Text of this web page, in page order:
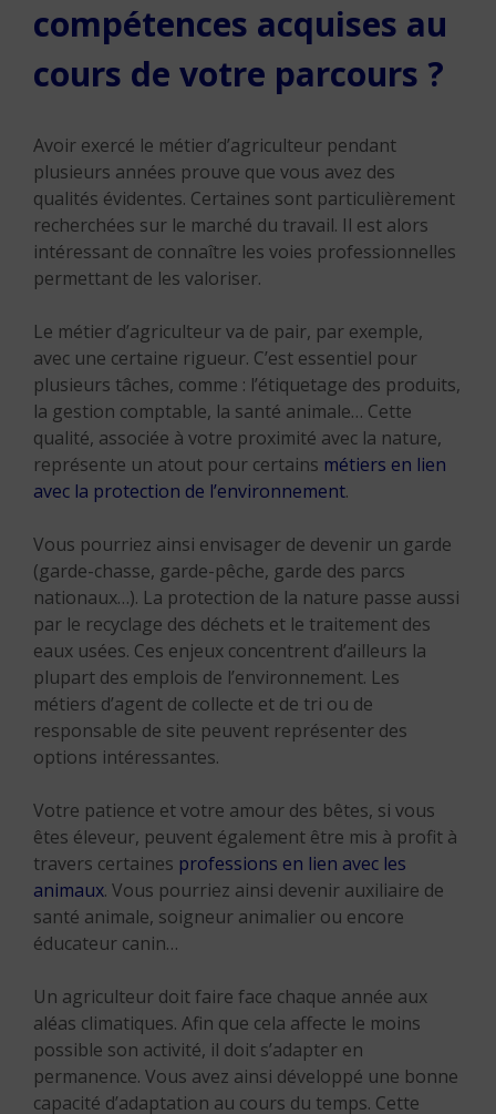
compétences acquises au
cours de votre parcours ?
Avoir exercé le métier d’agriculteur pendant
plusieurs années prouve que vous avez des
qualités évidentes. Certaines sont particulièrement
recherchées sur le marché du travail. Il est alors
intéressant de connaître les voies professionnelles
permettant de les valoriser.
Le métier d’agriculteur va de pair, par exemple,
avec une certaine rigueur. C’est essentiel pour
plusieurs tâches, comme : l’étiquetage des produits,
la gestion comptable, la santé animale… Cette
qualité, associée à votre proximité avec la nature,
représente un atout pour certains métiers en lien
avec la protection de l’environnement.
Vous pourriez ainsi envisager de devenir un garde
(garde-chasse, garde-pêche, garde des parcs
nationaux…). La protection de la nature passe aussi
par le recyclage des déchets et le traitement des
eaux usées. Ces enjeux concentrent d’ailleurs la
plupart des emplois de l’environnement. Les
métiers d’agent de collecte et de tri ou de
responsable de site peuvent représenter des
options intéressantes.
Votre patience et votre amour des bêtes, si vous
êtes éleveur, peuvent également être mis à profit à
travers certaines professions en lien avec les
animaux. Vous pourriez ainsi devenir auxiliaire de
santé animale, soigneur animalier ou encore
éducateur canin…
Un agriculteur doit faire face chaque année aux
aléas climatiques. Afin que cela affecte le moins
possible son activité, il doit s’adapter en
permanence. Vous avez ainsi développé une bonne
capacité d’adaptation au cours du temps. Cette